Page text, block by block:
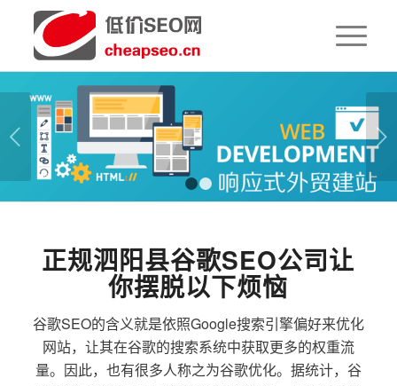
下一页
1 2
正规泗阳县谷歌SEO公司让
你摆脱以下烦恼
谷歌SEO的含义就是依照Google搜索引擎偏好来优化
网站，让其在谷歌的搜索系统中获取更多的权重流
量。因此，也有很多人称之为谷歌优化。据统计，谷